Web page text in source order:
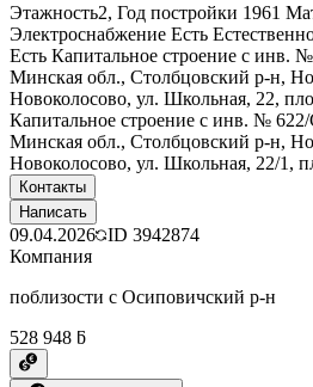
Этажность2, Год постройки 1961
Электроснабжение Есть
Есть Капитальное строение с инв.
Минская обл., Столбцовский р-н,
Новоколосово, ул. Школьная, 22,
Капитальное строение с инв. №
Минская обл., Столбцовский р-н,
Новоколосово, ул. Школьная, 22/1,
Контакты
Написать
09.04.2026 ID 3942874
Компания
поблизости с Осиповичский р-н
528 948 ƃ